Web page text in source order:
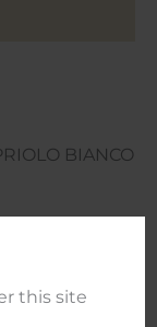
this site
BIANCO